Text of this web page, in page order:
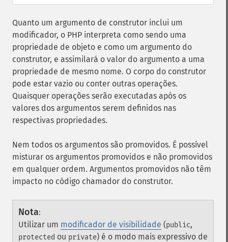
Quanto um argumento de construtor inclui um
modificador, o PHP interpreta como sendo uma
propriedade de objeto e como um argumento do
construtor, e assimilará o valor do argumento a uma
propriedade de mesmo nome. O corpo do construtor
pode estar vazio ou conter outras operações.
Quaisquer operações serão executadas após os
valores dos argumentos serem definidos nas
respectivas propriedades.
Nem todos os argumentos são promovidos. É possível
misturar os argumentos promovidos e não promovidos
em qualquer ordem. Argumentos promovidos não têm
impacto no código chamador do construtor.
Nota:
Utilizar um modificador de visibilidade (public,
protected ou private) é o modo mais expressivo de